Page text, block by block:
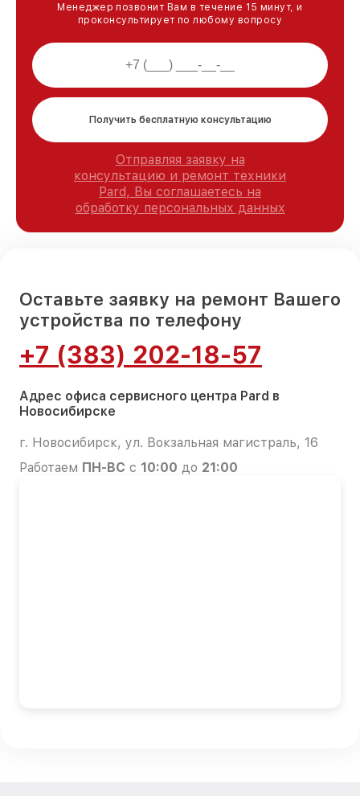
Менеджер позвонит Вам в течение 15 минут, и
проконсультирует по любому вопросу
Получить бесплатную консультацию
Отправляя заявку на
консультацию и ремонт техники
Pard, Вы соглашаетесь на
обработку персональных данных
Оставьте заявку на ремонт Вашего
устройства по телефону
+7 (383) 202-18-57
Адрес офиса сервисного центра Pard в
Новосибирске
г. Новосибирск, ул. Вокзальная магистраль, 16
Работаем ПН-ВС с 10:00 до 21:00